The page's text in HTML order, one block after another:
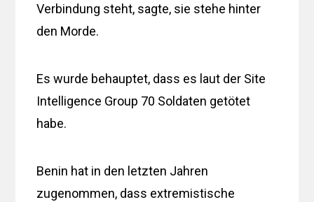
Verbindung steht, sagte, sie stehe hinter
den Morde.
Es wurde behauptet, dass es laut der Site
Intelligence Group 70 Soldaten getötet
habe.
Benin hat in den letzten Jahren
zugenommen, dass extremistische